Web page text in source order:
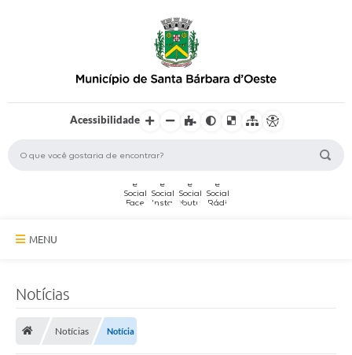
Acessibilidade
MENU
Serviços Online
Notícias
Notícias Notícia